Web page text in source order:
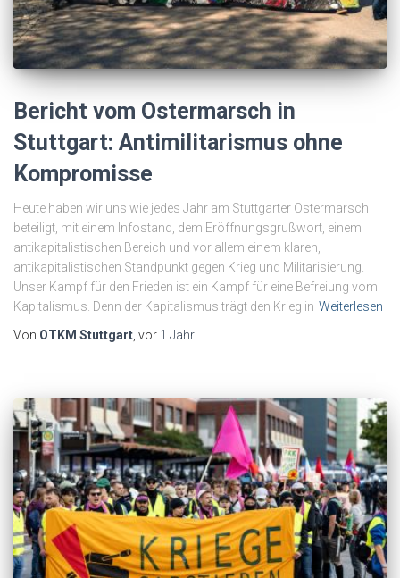
Bericht vom Ostermarsch in
Stuttgart: Antimilitarismus ohne
Kompromisse
Heute haben wir uns wie jedes Jahr am Stuttgarter Ostermarsch
beteiligt, mit einem Infostand, dem Eröffnungsgrußwort, einem
antikapitalistischen Bereich und vor allem einem klaren,
antikapitalistischen Standpunkt gegen Krieg und Militarisierung.
Unser Kampf für den Frieden ist ein Kampf für eine Befreiung vom
Kapitalismus. Denn der Kapitalismus trägt den Krieg in Weiterlesen
Von OTKM Stuttgart , vor 1 Jahr